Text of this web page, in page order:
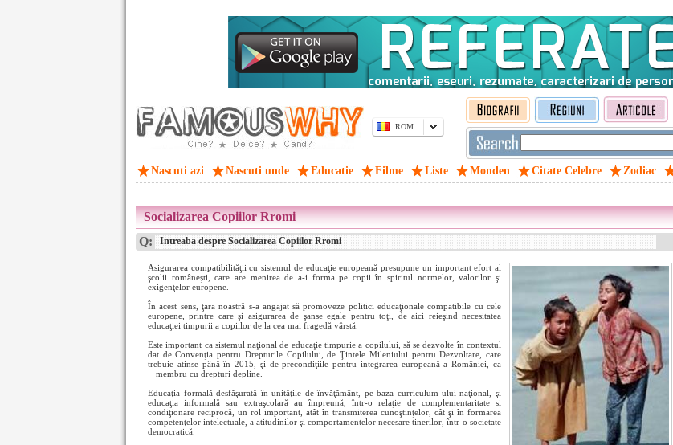
ROM
Nascuti azi Nascuti unde Educatie Filme Liste Monden Citate Celebre Zodiac
Socializarea Copiilor Rromi
Q: Intreaba despre Socializarea Copiilor Rromi
Asigurarea compatibilităţii cu sistemul de educaţie europeană presupune un important efort al
şcolii româneşti, care are menirea de a-i forma pe copii în spiritul normelor, valorilor şi
exigenţelor europene.
În acest sens, ţara noastră s-a angajat să promoveze politici educaţionale compatibile cu cele
europene, printre care şi asigurarea de şanse egale pentru toţi, de aici reieşind necesitatea
educaţiei timpurii a copiilor de la cea mai fragedă vârstă.
Este important ca sistemul naţional de educaţie timpurie a copilului, să se dezvolte în contextul
dat de Convenţia pentru Drepturile Copilului, de Ţintele Mileniului pentru Dezvoltare, care
trebuie atinse până în 2015, şi de precondiţiile pentru integrarea europeană a României, ca
membru cu drepturi depline.
Educaţia formală desfăşurată în unităţile de învăţământ, pe baza curriculum-ului naţional, şi
educaţia informală sau extraşcolară au împreună, într-o relaţie de complementaritate si
condiţionare reciprocă, un rol important, atât în transmiterea cunoştinţelor, cât şi în formarea
competenţelor intelectuale, a atitudinilor şi comportamentelor necesare tinerilor, într-o societate
democratică.